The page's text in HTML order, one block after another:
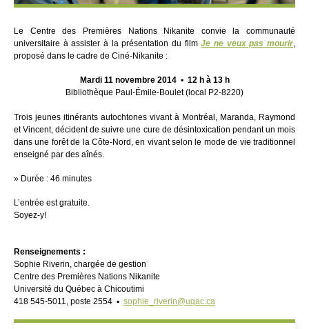
Le Centre des Premières Nations Nikanite convie la communauté
universitaire à assister à la présentation du filmJe ne veux pas mourir,
proposé dans le cadre de Ciné-Nikanite :
Mardi 11 novembre 2014 ▪ 12 h à 13 h
Bibliothèque Paul-Émile-Boulet (local P2-8220)
Trois jeunes itinérants autochtones vivant à Montréal, Maranda, Raymond
et Vincent, décident de suivre une cure de désintoxication pendant un mois
dans une forêt de la Côte-Nord, en vivant selon le mode de vie traditionnel
enseigné par des aînés.
» Durée : 46 minutes
L’entrée est gratuite.
Soyez-y!
Renseignements :
Sophie Riverin, chargée de gestion
Centre des Premières Nations Nikanite
Université du Québec à Chicoutimi
418 545-5011, poste 2554 ▪ sophie_riverin@uqac.ca